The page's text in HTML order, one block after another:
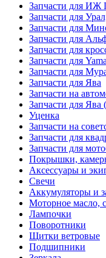
Запчасти для ИЖ
Запчасти для
Запчасти для
Запчасти для
Запчасти для
Запчасти для
Запчасти для
Запчасти для Ява
Запчасти на
Запчасти для Ява
Уценка
Запчасти на
Запчасти для
Запчасти для
Покрышки,
Аксессуары и
Свечи
Аккумуляторы и
Моторное масло,
Лампочки
Поворотники
Щитки ветровые
Подшипники